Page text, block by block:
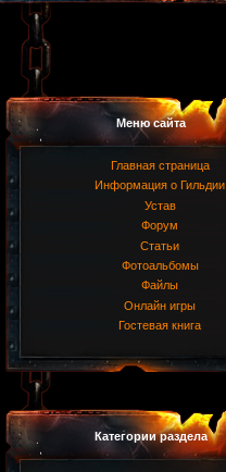
Меню сайта
Главная страница
Информация о Гильдии
Устав
Форум
Статьи
Фотоальбомы
Файлы
Онлайн игры
Гостевая книга
Категории раздела